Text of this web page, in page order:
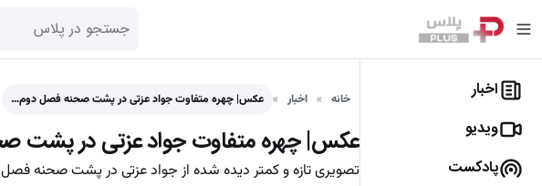
اخبار
ویدیو
پادکست
خانه اخبار عکس| چهره متفاوت جواد عزتی در پشت صحنه فصل دوم…
عکس| چهره متفاوت جواد عزتی در پشت
تصویری تازه و کمتر دیده شده از جواد عزتی در پشت صحنه